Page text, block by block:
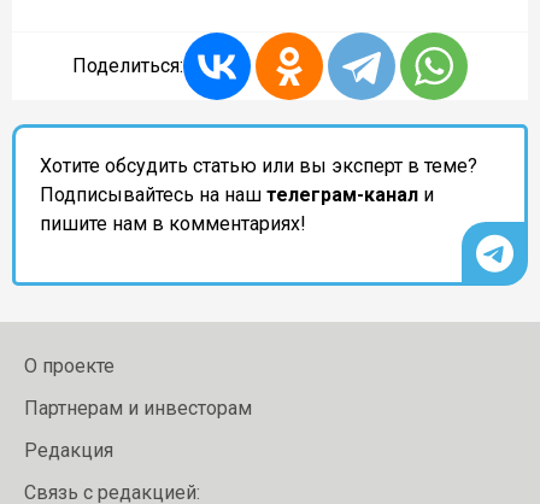
Поделиться:
Хотите обсудить статью или вы эксперт в теме?
Подписывайтесь на наш телеграм-канал и
пишите нам в комментариях!
О проекте
Партнерам и инвесторам
Редакция
Связь с редакцией: